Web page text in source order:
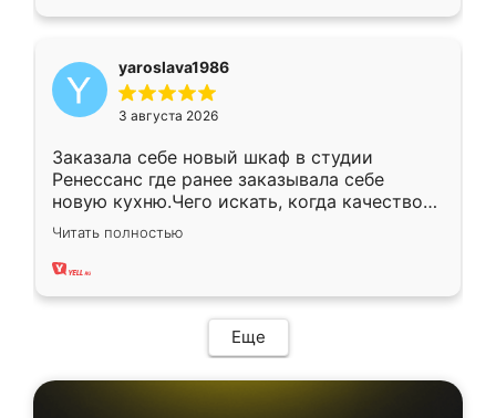
yaroslava1986
3 августа 2026
Заказала себе новый шкаф в студии
Ренессанс где ранее заказывала себе
новую кухню.Чего искать, когда качеством
вполне довольна. Служит кухня уже почти
два года, нареканий нет.
Читать полностью
Еще